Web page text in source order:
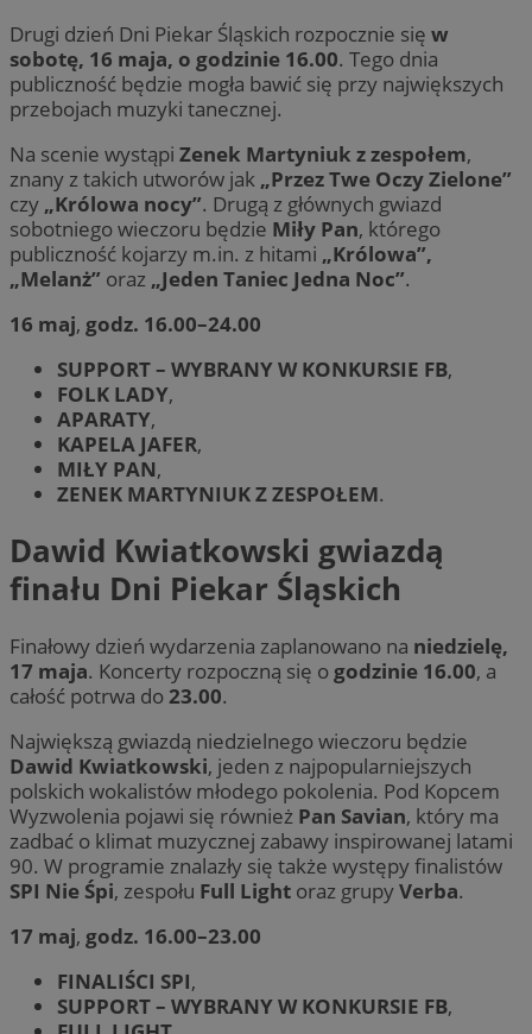
Drugi dzień Dni Piekar Śląskich rozpocznie się w
sobotę, 16 maja, o godzinie 16.00. Tego dnia
publiczność będzie mogła bawić się przy największych
przebojach muzyki tanecznej.
Na scenie wystąpi Zenek Martyniuk z zespołem,
znany z takich utworów jak „Przez Twe Oczy Zielone”
czy „Królowa nocy”. Drugą z głównych gwiazd
sobotniego wieczoru będzie Miły Pan, którego
publiczność kojarzy m.in. z hitami „Królowa”,
„Melanż” oraz „Jeden Taniec Jedna Noc”.
16 maj, godz. 16.00–24.00
SUPPORT – WYBRANY W KONKURSIE FB,
FOLK LADY,
APARATY,
KAPELA JAFER,
MIŁY PAN,
ZENEK MARTYNIUK Z ZESPOŁEM.
Dawid Kwiatkowski gwiazdą
finału Dni Piekar Śląskich
Finałowy dzień wydarzenia zaplanowano na niedzielę,
17 maja. Koncerty rozpoczną się o godzinie 16.00, a
całość potrwa do23.00.
Największą gwiazdą niedzielnego wieczoru będzie
Dawid Kwiatkowski, jeden z najpopularniejszych
polskich wokalistów młodego pokolenia. Pod Kopcem
Wyzwolenia pojawi się również Pan Savian, który ma
zadbać o klimat muzycznej zabawy inspirowanej latami
90. W programie znalazły się także występy finalistów
SPI Nie Śpi, zespołu Full Light oraz grupyVerba.
17 maj, godz. 16.00–23.00
FINALIŚCI SPI,
SUPPORT – WYBRANY W KONKURSIE FB,